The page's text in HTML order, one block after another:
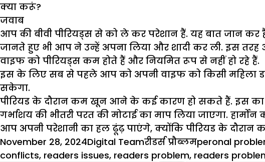
क्या करूं?
जवाब
आप की बीवी पीरियड्स से को ले कर परेशान हैं. यह बात जान
जानते हुए भी आप ने उन्हें अपना लिया और शादी कर ली. इस तरह
वाइफ को पीरियड्स कम होते हैं और नियमित रूप से नहीं हो रहे हैं.
इस के लिए सब से पहले आप को अपनी वाइफ को किसी महिला
सकेगा.
पीरियड के दौरान कम खून आने के कई कारण हो सकते हैं. इस का
गर्भाशय की भीतरी परत की मोटाई का माप लिया जाएगा.
आप अपनी परेशानी का हल ढूंढ़ पाएंगे, क्योंकि पीरियड के दौरान
Posted
on
November 28, 2024Author
Digital TeamCategories
रीडर्स प्रौब्लमTags
peronal
conflicts, readers issues, readers problem, readers